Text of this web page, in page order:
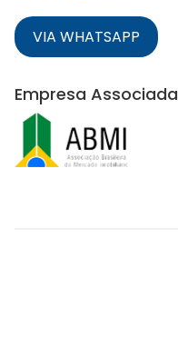
VIA WHATSAPP
Empresa Associada